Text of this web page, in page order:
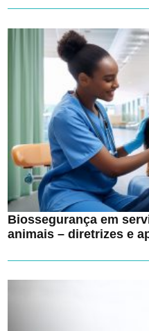
Biossegurança em
animais – diretrizes e